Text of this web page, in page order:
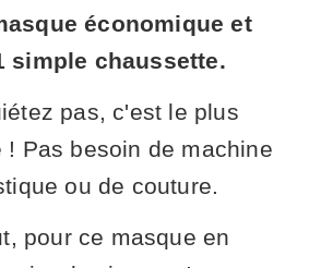
économique et
simple chaussette.
pas, c'est le plus
Pas besoin de machine
ou de couture.
pour ce masque en